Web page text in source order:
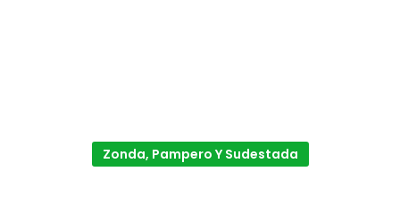
Zonda, Pampero Y Sudestada